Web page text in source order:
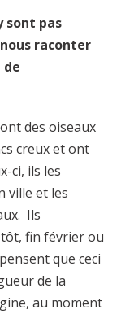
sont pas
raconter
des oiseaux
creux et ont
ci, ils les
ville et les
Ils
fin février ou
que ceci
de la
au moment